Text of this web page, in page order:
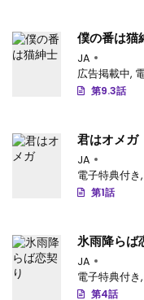
僕の番は猫
JA
広告掲載中,
第9.3話
君はオメガ
JA
電子特典付き,
第1話
氷雨降らば
JA
電子特典付き,
第4話